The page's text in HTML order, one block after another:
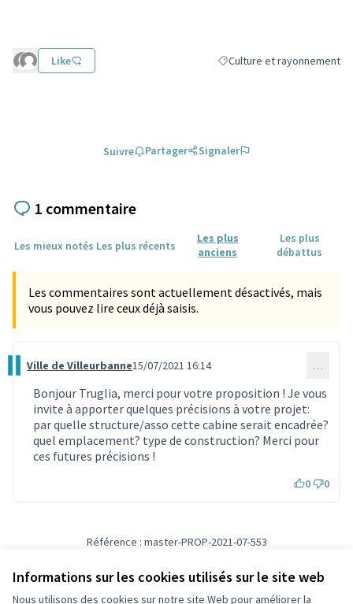
Informations sur les cookies utilisés sur le site web
Nous utilisons des cookies sur notre site Web pour améliorer la
Like Filtrer les résultats de la
Culture et rayonnement
Suivre Partager Signaler
1 commentaire
Les mieux notés Les plus récents
Les plus
anciens
Les plus
débattus
Les commentaires sont actuellement désactivés, mais
vous pouvez lire ceux déjà saisis.
Commentaire 602
Ville de Villeurbanne15/07/2021 16:14 …
Bonjour Truglia, merci pour votre proposition ! Je vous
invite à apporter quelques précisions à votre projet:
par quelle structure/asso cette cabine serait encadrée?
quel emplacement? type de construction? Merci pour
ces futures précisions !
0 0
Référence : master-PROP-2021-07-553